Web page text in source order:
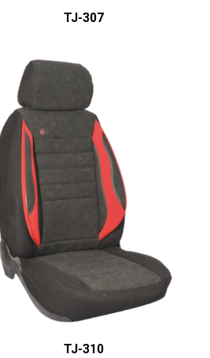
TJ-307
ÜRÜN DETAYINI GÖR
TJ-310